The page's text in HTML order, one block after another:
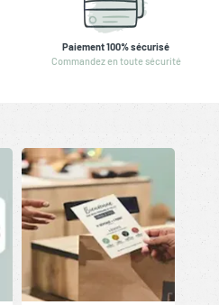
Paiement 100% sécurisé
Commandez en toute sécurité